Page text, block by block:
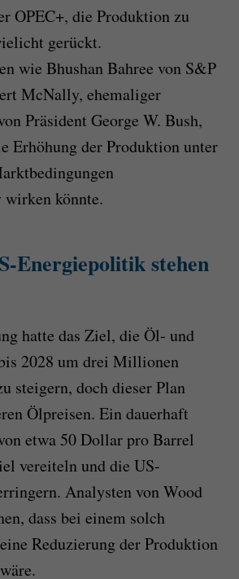
OPEC+, die Produktion zu
gerückt.
wie Bhushan Bahree von S&P
McNally, ehemaliger
Präsident George W. Bush,
Erhöhung der Produktion unter
könnte.
Energiepolitik stehen
hatte das Ziel, die Öl- und
2028 um drei Millionen
steigern, doch dieser Plan
Ölpreisen. Ein dauerhaft
etwa 50 Dollar pro Barrel
vereiteln und die US-
Analysten von Wood
dass bei einem solch
Reduzierung der Produktion